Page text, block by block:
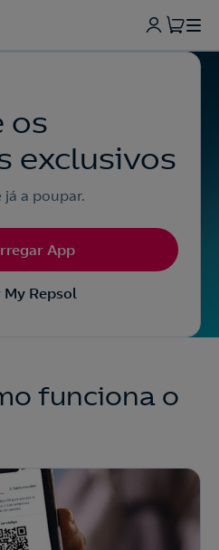
os
exclusivos
a poupar.
App
Repsol
funciona o